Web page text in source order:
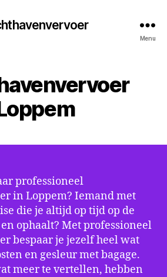
Menu
professioneel
in Loppem? Iemand met
die je altijd op tijd op de
ophaalt? Met professioneel
bespaar je jezelf heel wat
en gesleur met bagage.
meer te vertellen, hebben